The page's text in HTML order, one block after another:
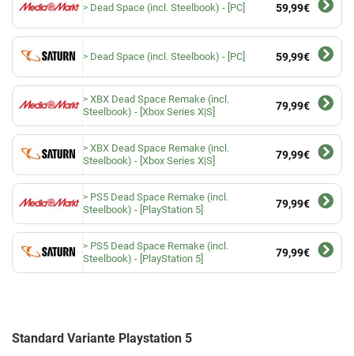
Dead Space (incl. Steelbook) - [PC] 59,99€
Dead Space (incl. Steelbook) - [PC] 59,99€
XBX Dead Space Remake (incl.
Steelbook) - [Xbox Series X|S]
79,99€
XBX Dead Space Remake (incl.
Steelbook) - [Xbox Series X|S]
79,99€
PS5 Dead Space Remake (incl.
Steelbook) - [PlayStation 5]
79,99€
PS5 Dead Space Remake (incl.
Steelbook) - [PlayStation 5]
79,99€
Standard Variante Playstation 5